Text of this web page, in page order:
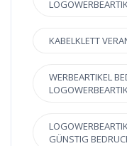
KABELKLETT
WERBEARTIKEL
GÜNSTIG